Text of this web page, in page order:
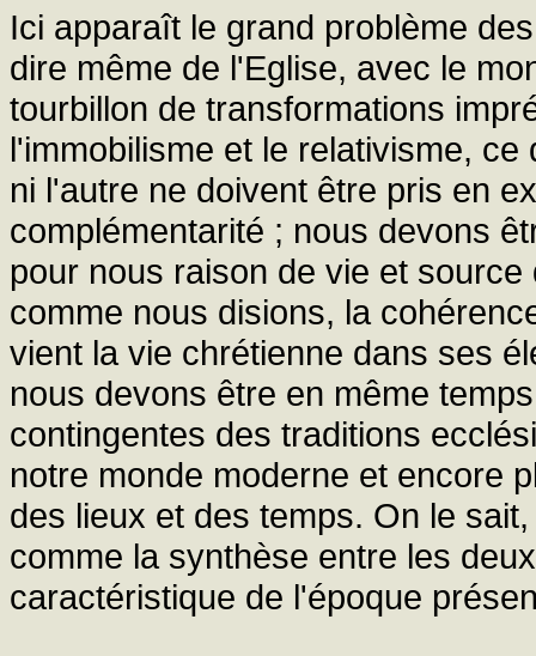
Ici apparaît le grand problème
dire même de l'Eglise, avec le
tourbillon de transformations
l'immobilisme et le relativisme,
ni l'autre ne doivent être pris en
complémentarité ; nous devons
pour nous raison de vie et
comme nous disions, la
vient la vie chrétienne dans ses
nous devons être en même
contingentes des traditions
notre monde moderne et encore
des lieux et des temps. On le
comme la synthèse entre les
caractéristique de l'époque